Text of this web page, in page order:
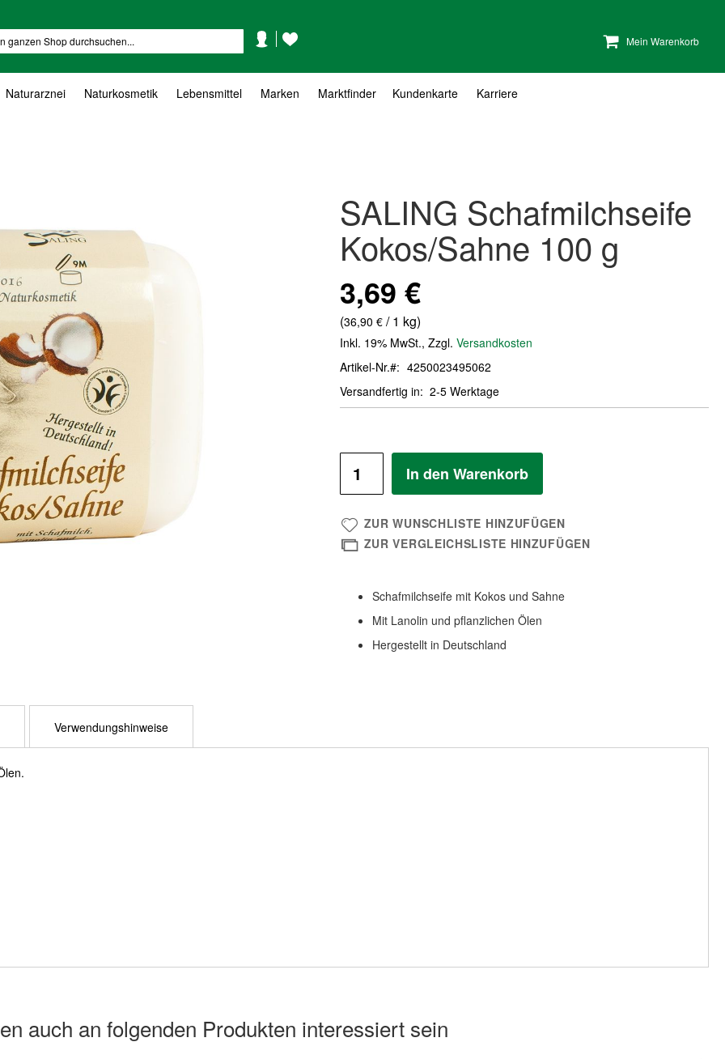
Mein Warenkorb
KontoWunschzettel
Naturarznei Naturkosmetik Lebensmittel Marken Marktfinder Kundenkarte Karriere
SALING Schafmilchseife
Kokos/Sahne 100 g
3,69 €
(36,90 €/ 1 kg)
Inkl. 19% MwSt., Zzgl. Versandkosten
Artikel-Nr.
4250023495062
Versandfertig in
2-5 Werktage
In den Warenkorb
ZUR WUNSCHLISTE HINZUFÜGEN
ZUR VERGLEICHSLISTE HINZUFÜGEN
Schafmilchseife mit Kokos und Sahne
Mit Lanolin und pflanzlichen Ölen
Hergestellt in Deutschland
Verwendungshinweise
auch an folgenden Produkten interessiert sein